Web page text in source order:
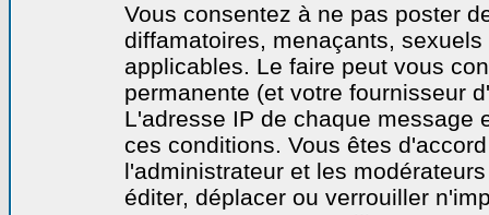
Vous consentez à ne pas poster
diffamatoires, menaçants,
applicables. Le faire peut vous
permanente (et votre fournisseur
L'adresse IP de chaque message
ces conditions. Vous êtes
l'administrateur et les
éditer, déplacer ou verrouiller